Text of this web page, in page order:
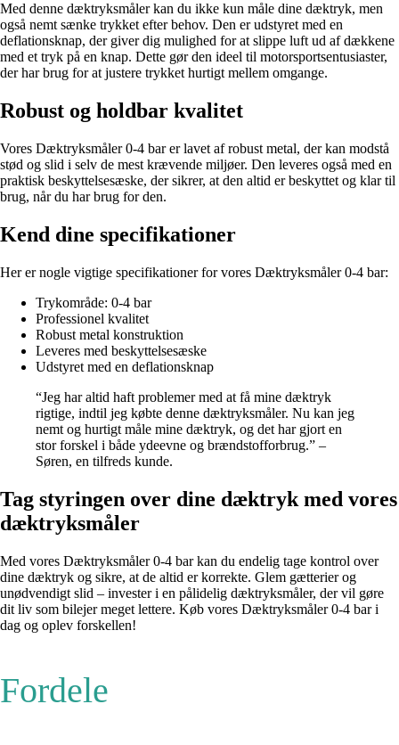
Med denne dæktryksmåler kan du ikke kun måle dine dæktryk, men
også nemt sænke trykket efter behov. Den er udstyret med en
deflationsknap, der giver dig mulighed for at slippe luft ud af dækkene
med et tryk på en knap. Dette gør den ideel til motorsportsentusiaster,
der har brug for at justere trykket hurtigt mellem omgange.
Robust og holdbar kvalitet
Vores Dæktryksmåler 0-4 bar er lavet af robust metal, der kan modstå
stød og slid i selv de mest krævende miljøer. Den leveres også med en
praktisk beskyttelsesæske, der sikrer, at den altid er beskyttet og klar til
brug, når du har brug for den.
Kend dine specifikationer
Her er nogle vigtige specifikationer for vores Dæktryksmåler 0-4 bar:
Trykområde: 0-4 bar
Professionel kvalitet
Robust metal konstruktion
Leveres med beskyttelsesæske
Udstyret med en deflationsknap
“Jeg har altid haft problemer med at få mine dæktryk
rigtige, indtil jeg købte denne dæktryksmåler. Nu kan jeg
nemt og hurtigt måle mine dæktryk, og det har gjort en
stor forskel i både ydeevne og brændstofforbrug.” –
Søren, en tilfreds kunde.
Tag styringen over dine dæktryk med vores
dæktryksmåler
Med vores Dæktryksmåler 0-4 bar kan du endelig tage kontrol over
dine dæktryk og sikre, at de altid er korrekte. Glem gætterier og
unødvendigt slid – invester i en pålidelig dæktryksmåler, der vil gøre
dit liv som bilejer meget lettere. Køb vores Dæktryksmåler 0-4 bar i
dag og oplev forskellen!
Fordele